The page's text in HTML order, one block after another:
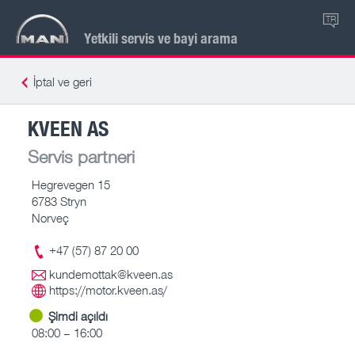
Yetkili servis ve bayi arama
TR
İptal ve geri
KVEEN AS
Servis partneri
Hegrevegen 15
6783 Stryn
Norveç
+47 (57) 87 20 00
kundemottak@kveen.as
https://motor.kveen.as/
Şimdi açıldı
08:00 – 16:00